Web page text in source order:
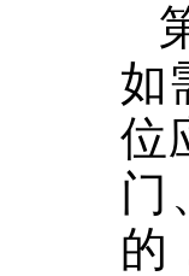
如
位
门
的